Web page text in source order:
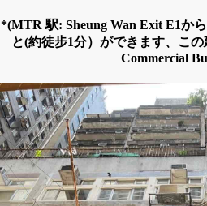
*(MTR 駅: Sheung Wan Exit E1か
と(約徒步1分）ができます、こ
Commercial